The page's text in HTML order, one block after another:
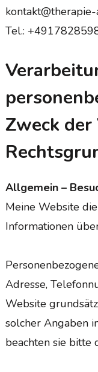
Tel.:
Zweck
Allgemein –
Meine Website
Informationen
Adresse,
Website
solcher Angaben
beachten sie bitte